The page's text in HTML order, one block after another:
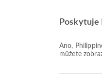
Poskytuje
Ano, Philippine Airlines poskytuje zavazadlový limit pro lety Domácí & Mezinárodní do Nagoya. Podrobnosti se liší podle typu letenky a destinace. Informace o zavazadlech si
můžete